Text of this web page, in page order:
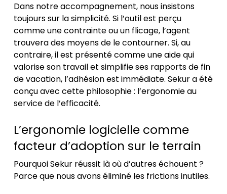
Dans notre accompagnement, nous insistons
toujours sur la simplicité. Si l’outil est perçu
comme une contrainte ou un flicage, l’agent
trouvera des moyens de le contourner. Si, au
contraire, il est présenté comme une aide qui
valorise son travail et simplifie ses rapports de fin
de vacation, l’adhésion est immédiate. Sekur a été
conçu avec cette philosophie : l’ergonomie au
service de l’efficacité.
L’ergonomie logicielle comme
facteur d’adoption sur le terrain
Pourquoi Sekur réussit là où d’autres échouent ?
Parce que nous avons éliminé les frictions inutiles.